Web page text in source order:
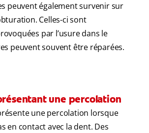
peuvent également survenir sur
Celles-ci sont
par l’usure dans le
peuvent souvent être réparées.
une percolation
une percolation lorsque
en contact avec la dent. Des